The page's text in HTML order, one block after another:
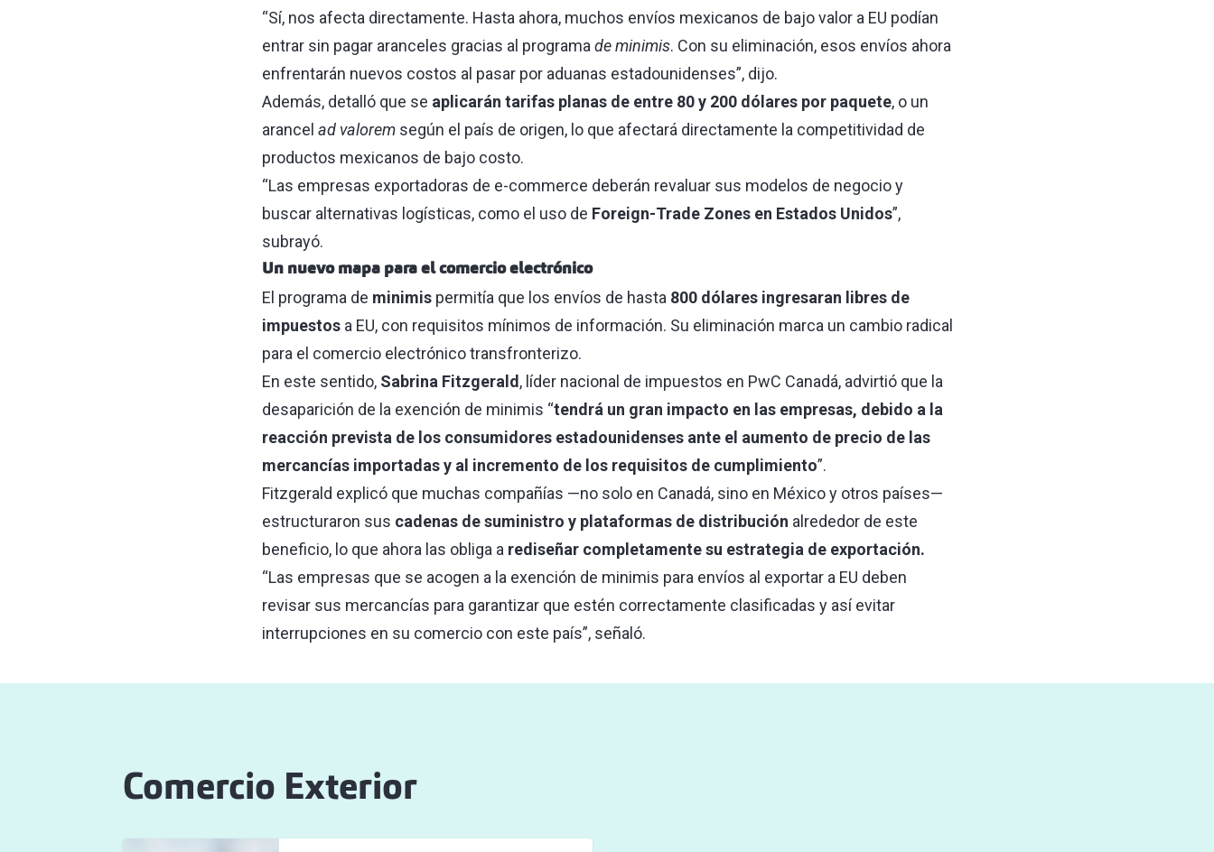
“Sí, nos afecta directamente. Hasta ahora, muchos envíos mexicanos de bajo valor a EU podían
entrar sin pagar aranceles gracias al programa de minimis. Con su eliminación, esos envíos ahora
enfrentarán nuevos costos al pasar por aduanas estadounidenses”, dijo.
Además, detalló que se aplicarán tarifas planas de entre 80 y 200 dólares por paquete, o un
arancel ad valoremsegún el país de origen, lo que afectará directamente la competitividad de
productos mexicanos de bajo costo.
“Las empresas exportadoras de e-commerce deberán revaluar sus modelos de negocio y
buscar alternativas logísticas, como el uso de Foreign-Trade Zones en Estados Unidos”,
subrayó.
Un nuevo mapa para el comercio electrónico
El programa de minimispermitía que los envíos de hasta 800 dólares ingresaran libres de
impuestosa EU, con requisitos mínimos de información. Su eliminación marca un cambio radical
para el comercio electrónico transfronterizo.
En este sentido, Sabrina Fitzgerald , líder nacional de impuestos en PwC Canadá, advirtió que la
desaparición de la exención de minimis “tendrá un gran impacto en las empresas, debido a la
reacción prevista de los consumidores estadounidenses ante el aumento de precio de las
mercancías importadas y al incremento de los requisitos de cumplimiento”.
Fitzgerald explicó que muchas compañías —no solo en Canadá, sino en México y otros países—
estructuraron sus cadenas de suministro y plataformas de distribución alrededor de este
beneficio, lo que ahora las obliga a rediseñar completamente su estrategia de exportación.
“Las empresas que se acogen a la exención de minimis para envíos al exportar a EU deben
revisar sus mercancías para garantizar que estén correctamente clasificadas y así evitar
interrupciones en su comercio con este país”, señaló.
Comercio Exterior